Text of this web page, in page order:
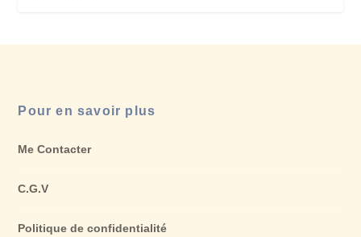
Pour en savoir plus
Me Contacter
C.G.V
Politique de confidentialité